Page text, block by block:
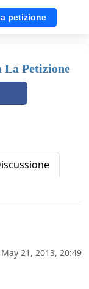
petizione
La Petizione
May 21, 2013, 20:49